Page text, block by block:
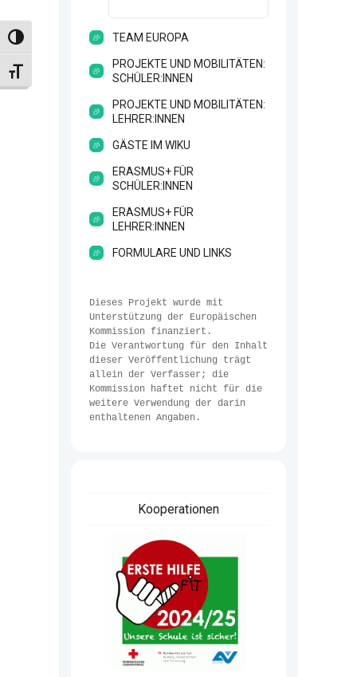
Umschalten auf hohe Kontraste
Schrift vergrößern
TEAM EUROPA
PROJEKTE UND MOBILITÄTEN:
SCHÜLER:INNEN
PROJEKTE UND MOBILITÄTEN:
LEHRER:INNEN
GÄSTE IM WIKU
ERASMUS+ FÜR
SCHÜLER:INNEN
ERASMUS+ FÜR
LEHRER:INNEN
FORMULARE UND LINKS
Dieses Projekt wurde mit
Unterstützung der Europäischen
Kommission finanziert.
Die Verantwortung für den Inhalt
dieser Veröffentlichung trägt
allein der Verfasser; die
Kommission haftet nicht für die
weitere Verwendung der darin
enthaltenen Angaben.
Kooperationen